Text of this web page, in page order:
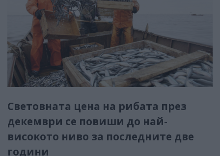
Световната цена на рибата през
декември се повиши до най-
високото ниво за последните две
години